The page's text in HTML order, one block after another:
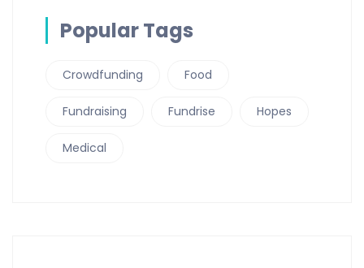
Popular Tags
Crowdfunding Food
Fundraising Fundrise Hopes
Medical